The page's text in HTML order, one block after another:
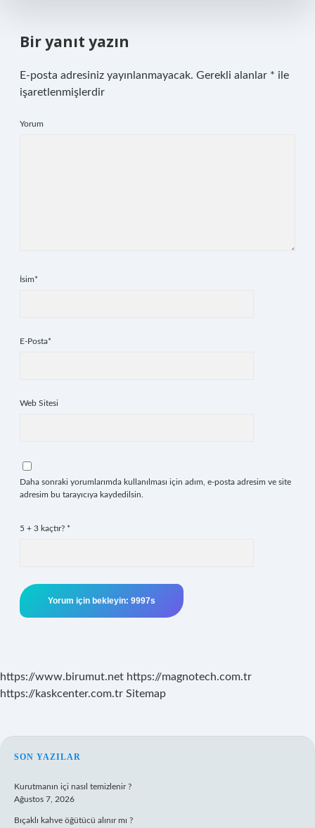
Bir yanıt yazın
E-posta adresiniz yayınlanmayacak. Gerekli alanlar * ile
işaretlenmişlerdir
Yorum
İsim*
E-Posta*
Web Sitesi
Daha sonraki yorumlarımda kullanılması için adım, e-posta adresim ve site
adresim bu tarayıcıya kaydedilsin.
5 + 3 kaçtır? *
https://www.birumut.net https://magnotech.com.tr
https://kaskcenter.com.tr Sitemap
SIDEBAR
SON YAZILAR
Kurutmanın içi nasıl temizlenir ?
Ağustos 7, 2026
Bıçaklı kahve öğütücü alınır mı ?